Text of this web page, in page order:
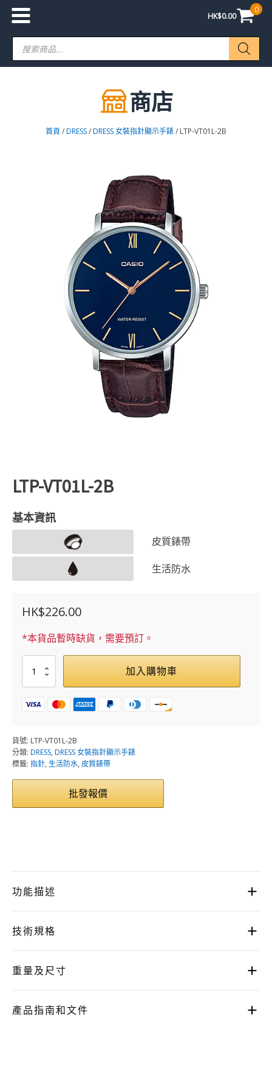
HK$0.00
0
Products
search
商店
首頁 /DRESS/DRESS 女裝指針顯示手錶/ LTP-VT01L-2B
LTP-VT01L-2B
基本資訊
皮質錶帶
生活防水
HK$226.00
*本貨品暫時缺貨，需要預訂。
LTP-
VT01L-
2B
數
加入購物車
貨號: LTP-VT01L-2B
分類: DRESS, DRESS 女裝指針顯示手錶
標籤: 指針, 生活防水, 皮質錶帶
批發報價
功能描述
技術規格
重量及尺寸
產品指南和文件